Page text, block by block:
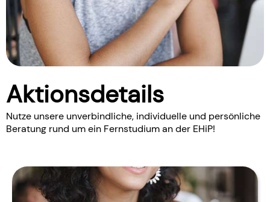
Aktionsdetails
Nutze unsere unverbindliche, individuelle und persönliche
Beratung rund um ein Fernstudium an der EHiP!